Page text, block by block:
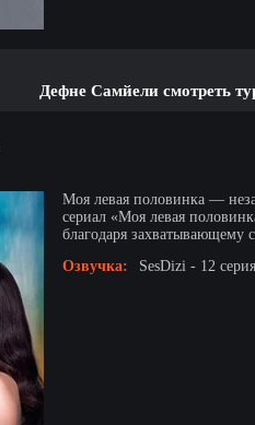
Дефне Самйели смотреть
Моя левая половинка —
сериал «Моя левая
благодаря
Озвучка:
SesDizi - 12 серия